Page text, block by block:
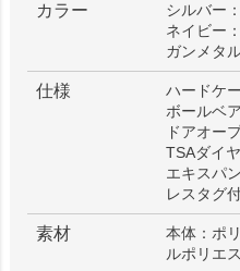
カラー
シルバー
ネイビー
ガンメタ
仕様
ハードケ
ボールベ
ドアオー
TSAダイ
エキスパ
レスタグ
素材
本体：ポ
ルポリエ